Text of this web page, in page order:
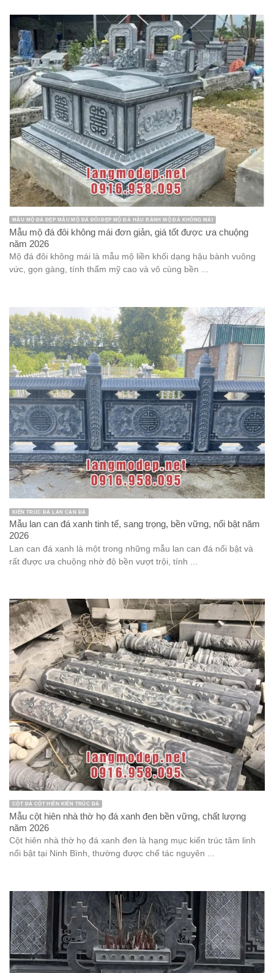
MẪU MỘ ĐÁ ĐẸP MẪU MỘ ĐÁ ĐÔI ĐẸP MỘ ĐÁ HẬU BÀNH MỘ ĐÁ KHÔNG MÁI
Mẫu mộ đá đôi không mái đơn giản, giá tốt được ưa chuộng
năm 2026
Mộ đá đôi không mái là mẫu mộ liền khối dạng hậu bành vuông
vức, gọn gàng, tính thẩm mỹ cao và vô cùng bền ...
KIẾN TRÚC ĐÁ LAN CAN ĐÁ
Mẫu lan can đá xanh tinh tế, sang trọng, bền vững, nổi bật năm
2026
Lan can đá xanh là một trong những mẫu lan can đá nổi bật và
rất được ưa chuộng nhờ độ bền vượt trội, tính ...
CỘT ĐÁ CỘT HIÊN KIẾN TRÚC ĐÁ
Mẫu cột hiên nhà thờ họ đá xanh đen bền vững, chất lượng
năm 2026
Cột hiên nhà thờ họ đá xanh đen là hạng mục kiến trúc tâm linh
nổi bật tại Ninh Bình, thường được chế tác nguyên ...